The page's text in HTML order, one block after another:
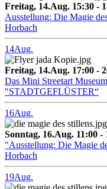
Freitag, 14.Aug. 15:30 -
Ausstellung: Die Magie
Horbach
14Aug.
Freitag, 14.Aug. 17:00 -
Das Mini Streetart
"STADTGEFLÜSTER“
16Aug.
Sonntag, 16.Aug. 11:00 -
"Ausstellung: Die Magie
Horbach
19Aug.